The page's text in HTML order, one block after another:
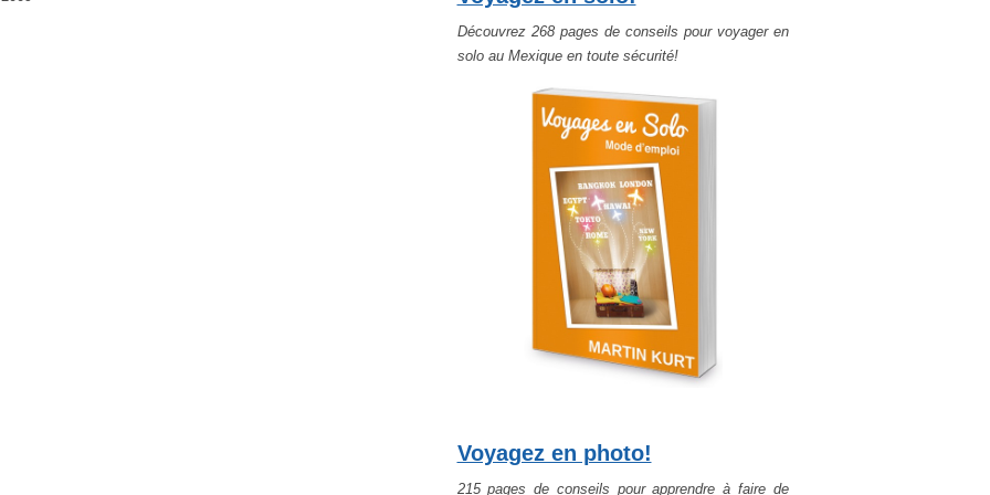
Découvrez 268 pages de conseils pour voyager en
solo au Mexique en toute sécurité!
Voyagez en photo!
215 pages de conseils pour apprendre à faire de